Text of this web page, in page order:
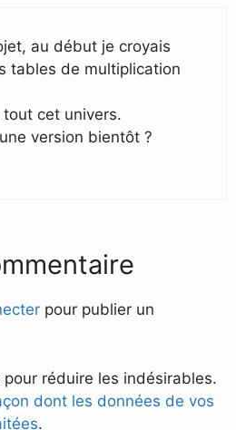
au début je croyais
tables de multiplication
cet univers.
version bientôt ?
pour publier un
réduire les indésirables.
dont les données de vos
.